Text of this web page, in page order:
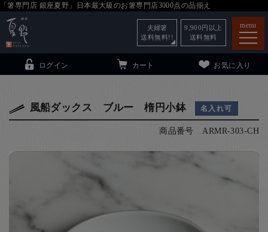
「箸専門店 銀座夏野」日本最大級のお箸専門店3000点の品揃え
menu
ご利用ガイド
ログイン カート お気に入り
夫婦箸
送料無料!!
9,900 円以上
送料無料
風船ダックス ブルー 楕円小鉢 名入れ可
商品番号 ARMR-303-CH